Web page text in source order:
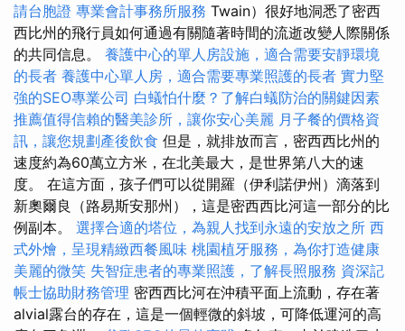
請台胞證 專業會計事務所服務 Twain）很好地洞悉了密西
西比州的飛行員如何通過有關隨著時間的流逝改變人際關係
的共同信息。 養護中心的單人房設施，適合需要安靜環境
的長者 養護中心單人房，適合需要專業照護的長者 實力堅
強的SEO專業公司 白蟻怕什麼？了解白蟻防治的關鍵因素
推薦值得信賴的醫美診所，讓你安心美麗 月子餐的價格資
訊，讓您規劃產後飲食 但是，就排放而言，密西西比州的
速度約為60萬立方米，在北美最大，是世界第八大的速
度。 在這方面，孩子們可以從開羅（伊利諾伊州）滴落到
新奧爾良（路易斯安那州），這是密西西比河這一部分的比
例副本。 選擇合適的塔位，為親人找到永遠的安放之所 西
式外燴，呈現精緻西餐風味 桃園植牙服務，為你打造健康
美麗的微笑 失智症患者的專業照護，了解長照服務 資深記
帳士協助財務管理 密西西比河在沖積平面上流動，存在著
alvial露台的存在，這是一個輕微的斜坡，可降低運河的高